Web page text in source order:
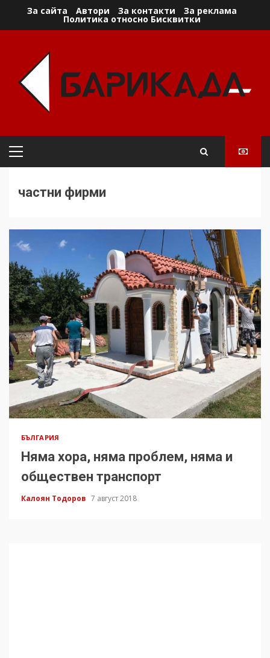
За сайта Автори За контакти За реклама
Политика относно Бисквитки
Primary
частни фирми
БЪЛГАРИЯ
Няма хора, няма проблем, няма и
обществен транспорт
Калоян Тодоров 7 август 2018